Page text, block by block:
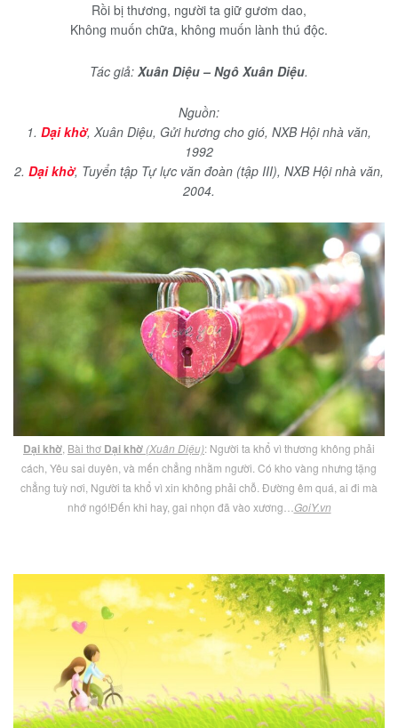
Rồi bị thương, người ta giữ gươm dao,
Không muốn chữa, không muốn lành thú độc.
Tác giả: Xuân Diệu – Ngô Xuân Diệu.
Nguồn:
1. Dại khờ, Xuân Diệu, Gửi hương cho gió, NXB Hội nhà văn,
1992
2. Dại khờ, Tuyển tập Tự lực văn đoàn (tập III), NXB Hội nhà văn,
2004.
Dại khờ Bài thơ Dại khờ (Xuân Diệu): Người ta khổ vì thương không phải
cách, Yêu sai duyên, và mến chẳng nhằm người. Có kho vàng nhưng tặng
chẳng tuỳ nơi, Người ta khổ vì xin không phải chỗ. Đường êm quá, ai đi mà
nhớ ngó!Đến khi hay, gai nhọn đã vào xương… GoiY.vn